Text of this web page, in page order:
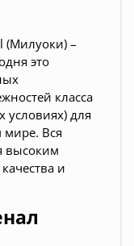
(Милуоки) –
это
класса
условиях) для
мире. Вся
высоким
и